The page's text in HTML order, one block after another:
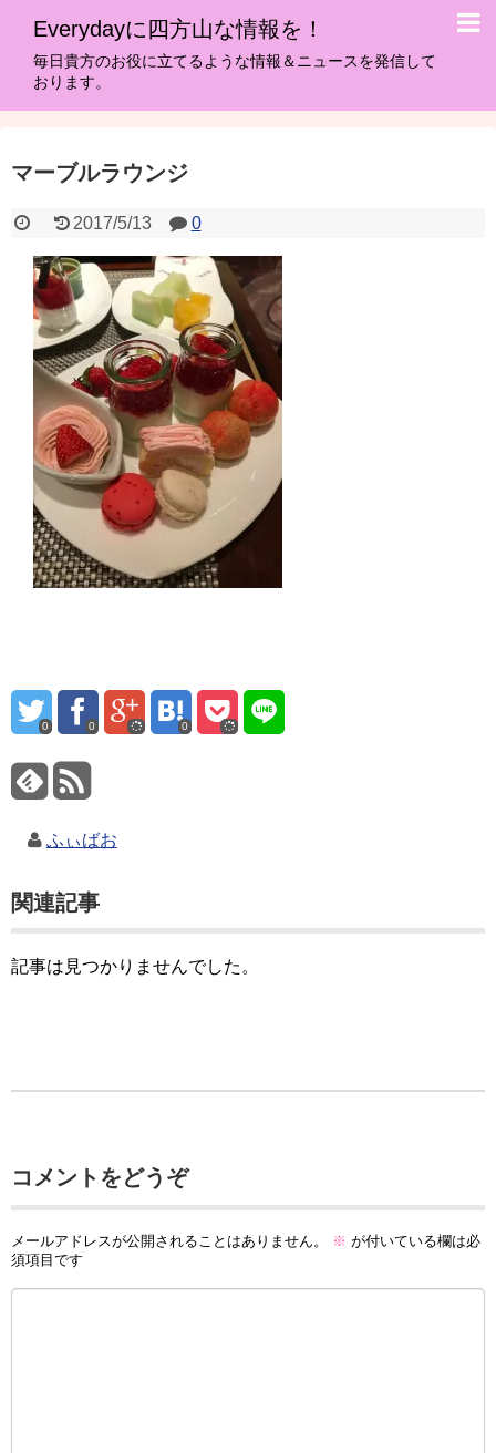
Everydayに四方山な情報を！
毎日貴方のお役に立てるような情報＆ニュースを発信して
おります。
マーブルラウンジ
2017/5/13 0
0 0 0
ふぃばお
関連記事
記事は見つかりませんでした。
コメントをどうぞ
メールアドレスが公開されることはありません。 ※ が付いている欄は必
須項目です